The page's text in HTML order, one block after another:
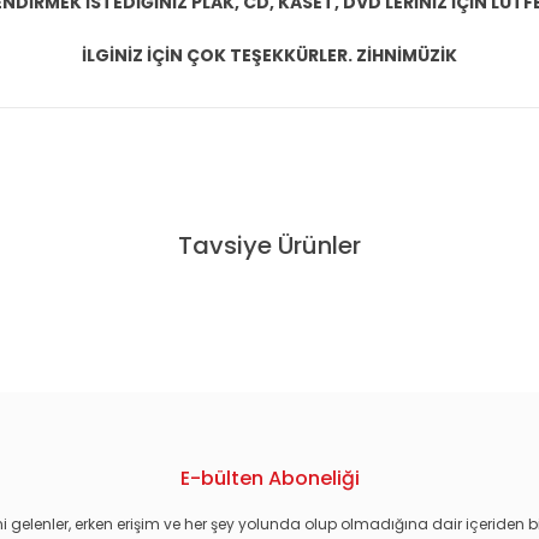
İLGİNİZ İÇİN ÇOK TEŞEKKÜRLER. ZİHNİMÜZİK
Tavsiye Ürünler
E-bülten Aboneliği
gelenler, erken erişim ve her şey yolunda olup olmadığına dair içeriden